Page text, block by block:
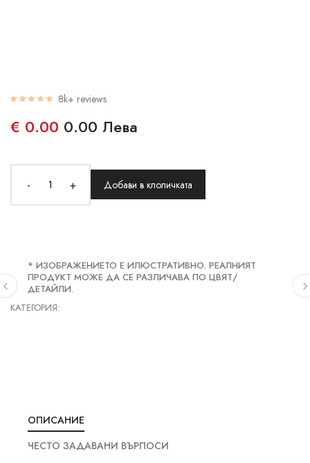
8k+ reviews
€ 0.00 0.00 Лева
- + Добави в клоличката
* ИЗОБРАЖЕНИЕТО Е ИЛЮСТРАТИВНО. РЕАЛНИЯТ
ПРОДУКТ МОЖЕ ДА СЕ РАЗЛИЧАВА ПО ЦВЯТ/
ДЕТАЙЛИ.
КАТЕГОРИЯ:
ОПИСАНИЕ
ЧЕСТО ЗАДАВАНИ ВЪРПОСИ